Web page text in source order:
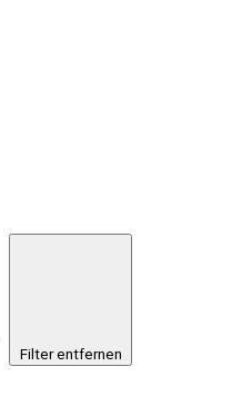
Filter entfernen